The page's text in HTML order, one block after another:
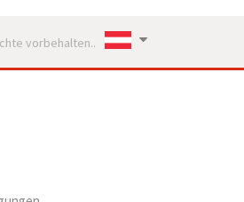
vorbehalten..